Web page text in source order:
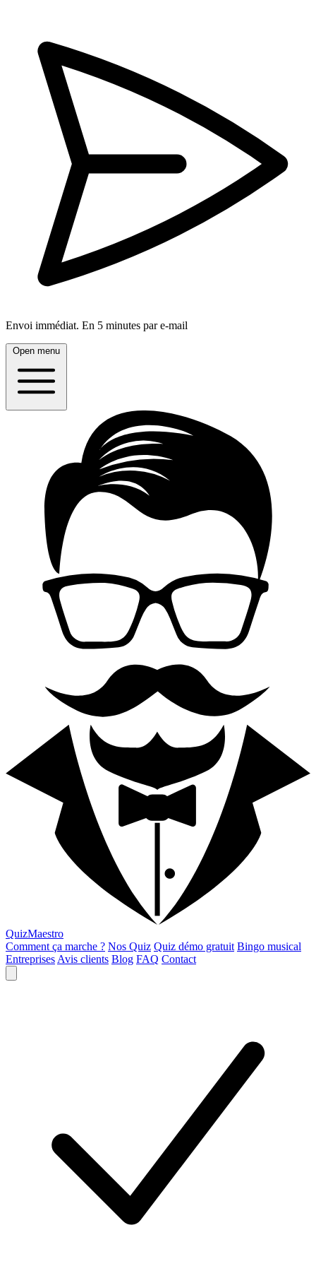
Envoi immédiat. En 5 minutes par e-mail
Open menu
QuizMaestro
Comment ça marche ? Nos Quiz Quiz démo gratuit Bingo musical
Entreprises Avis clients Blog FAQ Contact